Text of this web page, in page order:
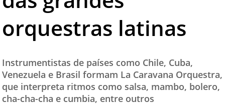
CONTATO
orquestras latinas
Instrumentistas de países como Chile, Cuba,
Venezuela e Brasil formam La Caravana Orquestra,
que interpreta ritmos como salsa, mambo, bolero,
cha-cha-cha e cumbia, entre outros